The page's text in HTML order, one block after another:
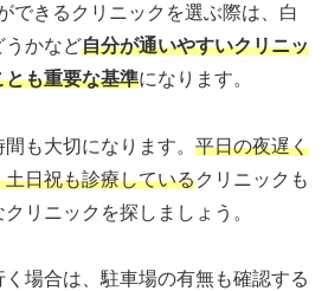
できるクリニックを選ぶ際は、白
うかなど自分が通いやすいクリニッ
も重要な基準になります。
も大切になります。 平日の夜遅く
日祝も診療しているクリニックも
リニックを探しましょう。
場合は、駐車場の有無も確認する